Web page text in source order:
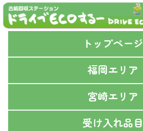
トップページ
福岡エリア
宮崎エリア
受け入れ品目